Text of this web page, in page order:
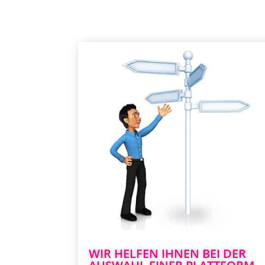
WIR HELFEN IHNEN BEI DER
Wir kennen all diese
Sie brauchen nicht mehr Lösungen zu
analysieren, zu vergleichen und zu testen.
Wir kennen sie alle. Je nachdem, welche Art
von Veranstaltung Sie organisieren und für
welche Zielgruppe - wir werden gemeinsam
Wir haben Lösungen für jedes Budget, auch
das ist kein Problem!
Team planen, schlagen wir Ihnen vor,
welche Aktivitäten und Attraktionen das